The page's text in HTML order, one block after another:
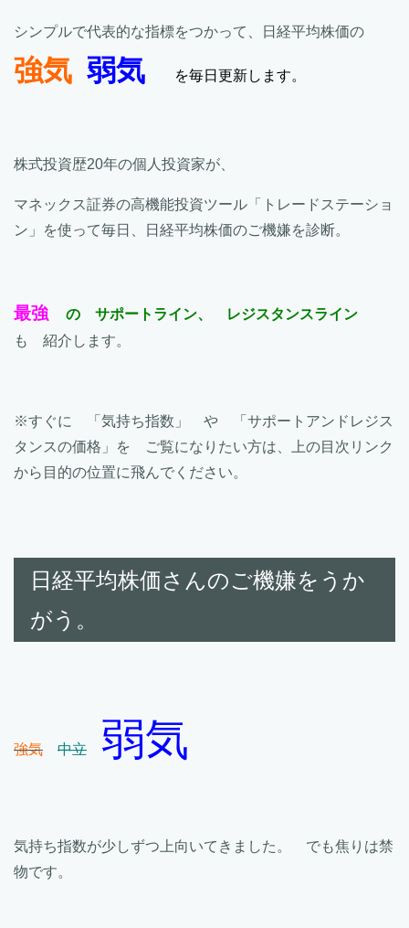
シンプルで代表的な指標をつかって、日経平均株価の
強気 弱気 を毎日更新します。
株式投資歴20年の個人投資家が、
マネックス証券の高機能投資ツール「トレードステーショ
ン」を使って毎日、日経平均株価のご機嫌を診断。
最強
の サポートライン、 レジスタンスライン
も 紹介します。
※すぐに 「気持ち指数」 や 「サポートアンドレジス
タンスの価格」を ご覧になりたい方は、上の目次リンク
から目的の位置に飛んでください。
日経平均株価さんのご機嫌をうか
がう。
強気 中立 弱気
気持ち指数が少しずつ上向いてきました。 でも焦りは禁
物です。